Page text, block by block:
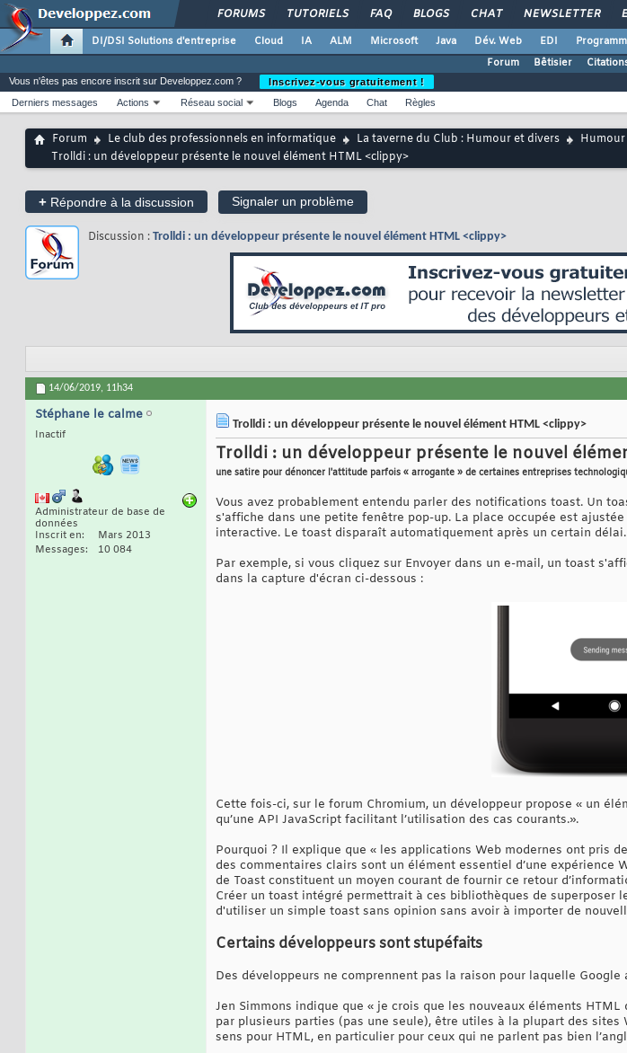
FORUMS TUTORIELS FAQ BLOGS CHAT NEWSLETTER
DI/DSI Solutions d'entreprise Cloud IA ALM Microsoft Java Dév. Web EDI
Forum
Bêtisier
Vous n'êtes pas encore inscrit sur Developpez.com ?
Inscrivez-vous gratuitement !
Derniers messages
Actions Réseau social Blogs Agenda Chat Règles
Forum Le club des professionnels en informatique La taverne du Club : Humour et divers
Trolldi : un développeur présente le nouvel élément HTML <clippy>
+ Répondre à la discussion Signaler un problème
Discussion : Trolldi : un développeur présente le nouvel élément HTML <clippy>
14/06/2019, 11h34
Stéphane le calme
Inactif
Administrateur de base de
données
Inscrit en
Mars 2013
Messages
10 084
Trolldi : un développeur présente le nouvel élément HTML <clippy>
Trolldi : un développeur présente le nouvel
une satire pour dénoncer l'attitude parfois « arrogante » de certaines entreprises
Vous avez probablement entendu parler des notifications toast. Un
s'affiche dans une petite fenêtre pop-up. La place occupée est
interactive. Le toast disparaît automatiquement après un certain délai.
Par exemple, si vous cliquez sur Envoyer dans un e-mail, un toast
dans la capture d'écran ci-dessous :
Cette fois-ci, sur le forum Chromium, un développeur propose « un
qu’une API JavaScript facilitant l’utilisation des cas courants.».
Pourquoi ? Il explique que « les applications Web modernes ont pris
des commentaires clairs sont un élément essentiel d’une
de Toast constituent un moyen courant de fournir ce retour
Créer un toast intégré permettrait à ces bibliothèques de superposer
d'utiliser un simple toast sans opinion sans avoir à importer de
Certains développeurs sont stupéfaits
Des développeurs ne comprennent pas la raison pour laquelle Google
Jen Simmons indique que « je crois que les nouveaux éléments
par plusieurs parties (pas une seule), être utiles à la plupart des
sens pour HTML, en particulier pour ceux qui ne parlent pas bien